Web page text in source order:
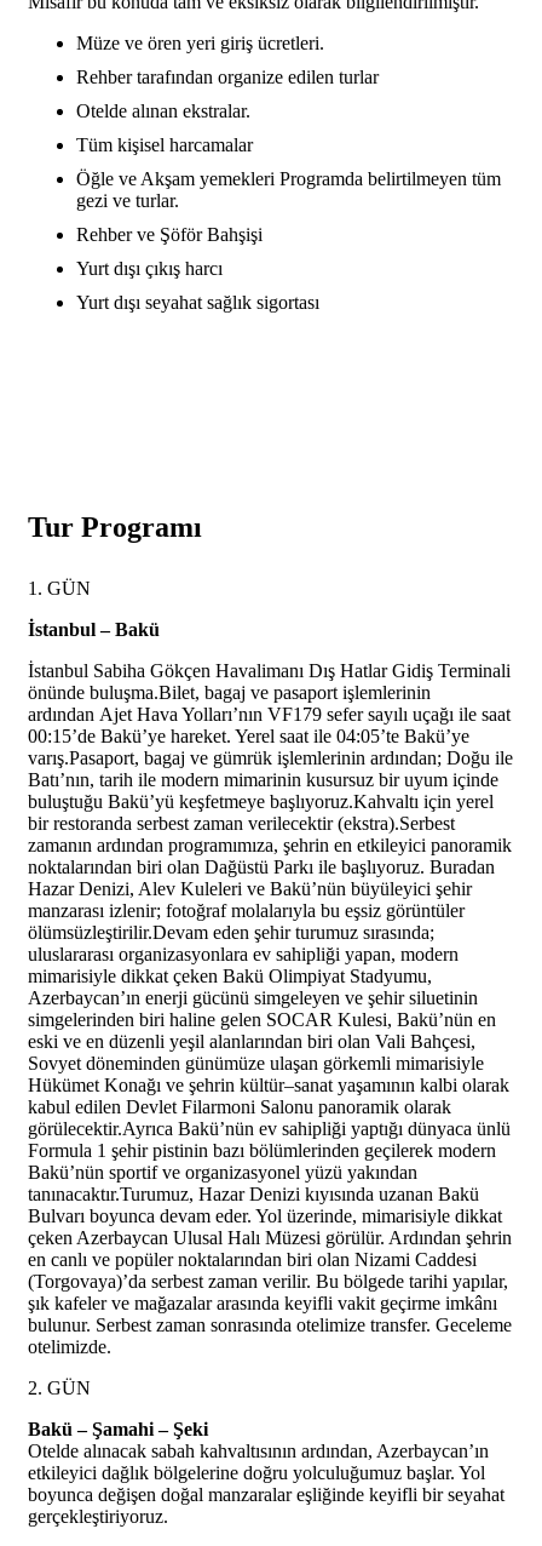
Müze ve ören yeri giriş ücretleri.
Rehber tarafından organize edilen turlar
Otelde alınan ekstralar.
Tüm kişisel harcamalar
Öğle ve Akşam yemekleri Programda belirtilmeyen tüm
gezi ve turlar.
Rehber ve Şöför Bahşişi
Yurt dışı çıkış harcı
Yurt dışı seyahat sağlık sigortası
Tur Programı
1. GÜN
İstanbul – Bakü
İstanbul Sabiha Gökçen Havalimanı Dış Hatlar Gidiş Terminali
önünde buluşma.Bilet, bagaj ve pasaport işlemlerinin
ardından Ajet Hava Yolları’nın VF179 sefer sayılı uçağı ile saat
00:15’de Bakü’ye hareket. Yerel saat ile 04:05’te Bakü’ye
varış.Pasaport, bagaj ve gümrük işlemlerinin ardından; Doğu ile
Batı’nın, tarih ile modern mimarinin kusursuz bir uyum içinde
buluştuğu Bakü’yü keşfetmeye başlıyoruz.Kahvaltı için yerel
bir restoranda serbest zaman verilecektir (ekstra).Serbest
zamanın ardından programımıza, şehrin en etkileyici panoramik
noktalarından biri olan Dağüstü Parkı ile başlıyoruz. Buradan
Hazar Denizi, Alev Kuleleri ve Bakü’nün büyüleyici şehir
manzarası izlenir; fotoğraf molalarıyla bu eşsiz görüntüler
ölümsüzleştirilir.Devam eden şehir turumuz sırasında;
uluslararası organizasyonlara ev sahipliği yapan, modern
mimarisiyle dikkat çeken Bakü Olimpiyat Stadyumu,
Azerbaycan’ın enerji gücünü simgeleyen ve şehir siluetinin
simgelerinden biri haline gelen SOCAR Kulesi, Bakü’nün en
eski ve en düzenli yeşil alanlarından biri olan Vali Bahçesi,
Sovyet döneminden günümüze ulaşan görkemli mimarisiyle
Hükümet Konağı ve şehrin kültür–sanat yaşamının kalbi olarak
kabul edilen Devlet Filarmoni Salonu panoramik olarak
görülecektir.Ayrıca Bakü’nün ev sahipliği yaptığı dünyaca ünlü
Formula 1 şehir pistinin bazı bölümlerinden geçilerek modern
Bakü’nün sportif ve organizasyonel yüzü yakından
tanınacaktır.Turumuz, Hazar Denizi kıyısında uzanan Bakü
Bulvarı boyunca devam eder. Yol üzerinde, mimarisiyle dikkat
çeken Azerbaycan Ulusal Halı Müzesi görülür. Ardından şehrin
en canlı ve popüler noktalarından biri olan Nizami Caddesi
(Torgovaya)’da serbest zaman verilir. Bu bölgede tarihi yapılar,
şık kafeler ve mağazalar arasında keyifli vakit geçirme imkânı
bulunur. Serbest zaman sonrasında otelimize transfer. Geceleme
otelimizde.
2. GÜN
Bakü – Şamahi – Şeki
Otelde alınacak sabah kahvaltısının ardından, Azerbaycan’ın
etkileyici dağlık bölgelerine doğru yolculuğumuz başlar. Yol
boyunca değişen doğal manzaralar eşliğinde keyifli bir seyahat
gerçekleştiriyoruz.